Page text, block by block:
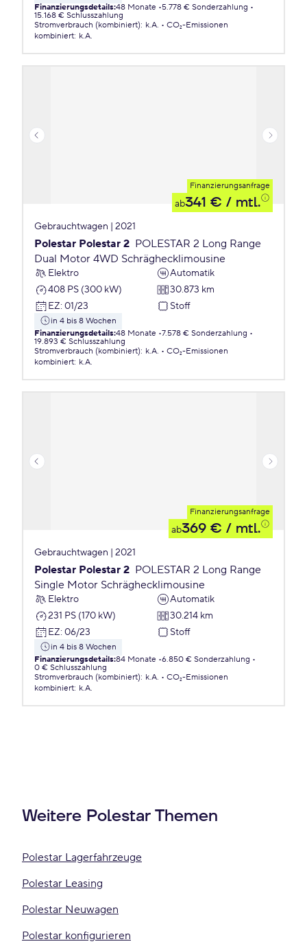
Finanzierungsdetails:48 Monate 5.778 € Sonderzahlung
15.168 € Schlusszahlung
Stromverbrauch (kombiniert): k.A.
CO₂-Emissionen
kombiniert: k.A.
Finanzierungsanfrage
ab341 € / mtl.
Gebrauchtwagen | 2021
Polestar Polestar 2 POLESTAR 2 Long Range
Dual Motor 4WD Schräghecklimousine
Elektro
Automatik
408 PS (300 kW)
30.873 km
EZ: 01/23 Stoff
in 4 bis 8 Wochen
Finanzierungsdetails:48 Monate 7.578 € Sonderzahlung
19.893 € Schlusszahlung
Stromverbrauch (kombiniert): k.A.
CO₂-Emissionen
kombiniert: k.A.
Finanzierungsanfrage
ab369 € / mtl.
Gebrauchtwagen | 2021
Polestar Polestar 2 POLESTAR 2 Long Range
Single Motor Schräghecklimousine
Elektro
Automatik
231 PS (170 kW)
30.214 km
EZ: 06/23 Stoff
in 4 bis 8 Wochen
Finanzierungsdetails:84 Monate 6.850 € Sonderzahlung
0 € Schlusszahlung
Stromverbrauch (kombiniert): k.A.
CO₂-Emissionen
kombiniert: k.A.
Weitere Polestar Themen
Polestar Lagerfahrzeuge
Polestar Leasing
Polestar Neuwagen
Polestar konfigurieren